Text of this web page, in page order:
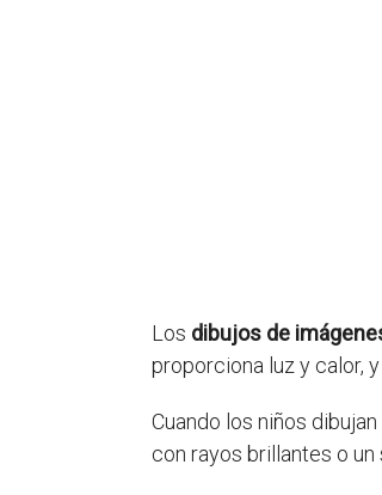
Los dibujos de
proporciona luz y calor,
Cuando los niños
con rayos brillantes o